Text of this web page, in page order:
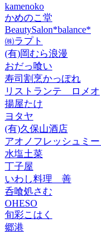
kamenoko
かめのこ堂
BeautySalon*balance*
㈱ラプト
(有)岡むら浪漫
おだっ喰い
寿司割烹かっぽれ
リストランテ ロメオ
揚屋たけ
ヨタヤ
(有)久保山酒店
アオノフレッシュミ
水塩土菜
丁子屋
いわし料理 善
呑喰処さむ
OHESO
旬彩こはく
郷港